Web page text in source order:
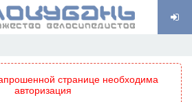
странице необходима
авторизация